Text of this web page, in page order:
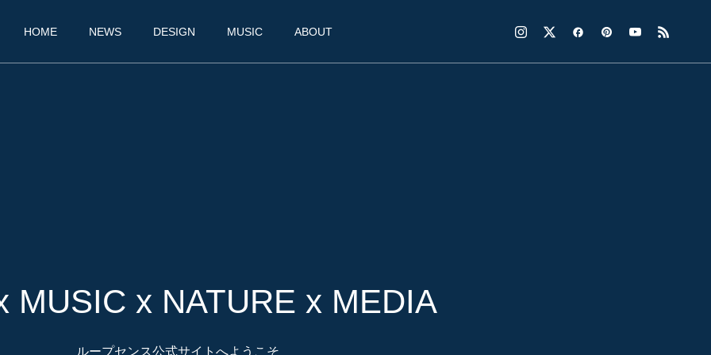
HOME NEWS DESIGN MUSIC ABOUT
MUSIC x NATURE x MEDIA
ループセンス公式サイトへようこそ